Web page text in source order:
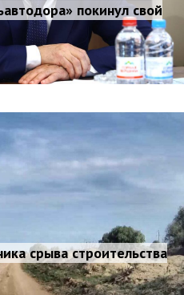
покинул свой
срыва строительства